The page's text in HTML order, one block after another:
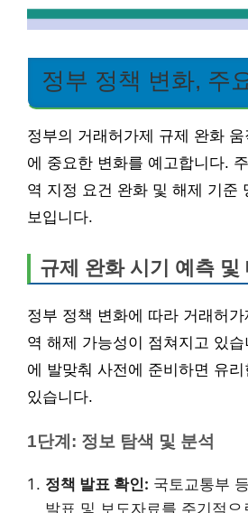
정부 정책 변화, 주
정부의 거래허가제 규제 완화
에 중요한 변화를 예고합니다.
역 지정 요건 완화 및 해제 기준
보입니다.
규제 완화 시기 예측 및
정부 정책 변화에 따라 거래허
역 해제 가능성이 점쳐지고 있
에 발맞춰 사전에 준비하면 유
있습니다.
1단계: 정보 탐색 및 분석
정책 발표 확인: 국토교통부
발표 및 보도자료를 주기적으